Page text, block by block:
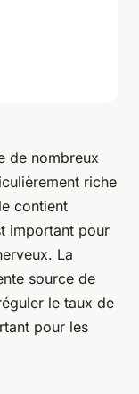
de nombreux
riche
contient
important pour
La
source de
le taux de
pour les